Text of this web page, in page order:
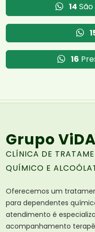
14
16
Grupo ViDA
CLÍNICA DE
QUÍMICO E
Oferecemos um
para dependentes
atendimento é
acompanhamento